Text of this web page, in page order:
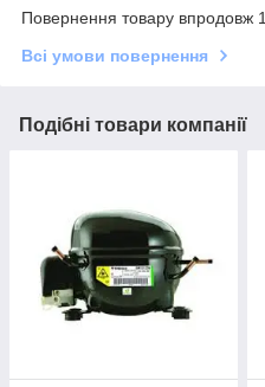
Повернення товару впродовж
Всі умови повернення
Подібні товари компанії